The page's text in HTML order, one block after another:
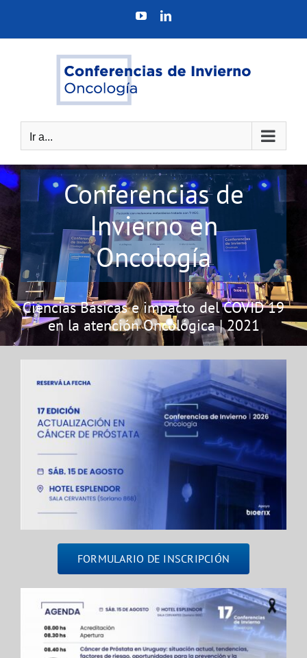
YouTubeLinkedIn
Ir a...
Conferencias de
Invierno en
Oncología
Ciencias Básicas e impacto del COVID 19
en la atención Oncológica | 2021
FORMULARIO DE INSCRIPCIÓN